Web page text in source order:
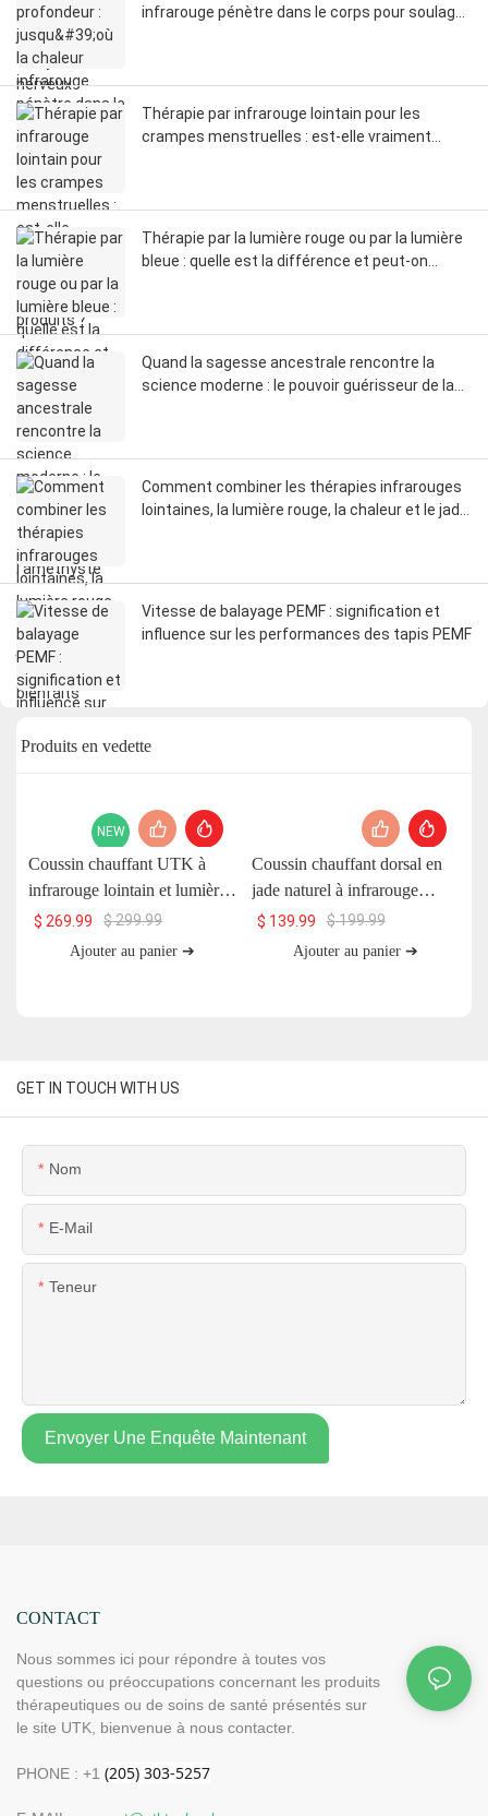
infrarouge pénètre dans le corps pour soulager
Thérapie par infrarouge lointain pour les
crampes menstruelles : est-elle vraiment
Thérapie par la lumière rouge ou par la lumière
bleue : quelle est la différence et peut-on
Quand la sagesse ancestrale rencontre la
science moderne : le pouvoir guérisseur de la
Comment combiner les thérapies infrarouges
lointaines, la lumière rouge, la chaleur et le jade
Vitesse de balayage PEMF : signification et
influence sur les performances des tapis PEMF
Produits en vedette
NEW
Coussin chauffant UTK à
infrarouge lointain et lumière
rouge avec pierre de jade et
aimants, 66 x 51 cm, H13T4
$ 269.99 $299.99
Ajouter au panier ➔
Coussin chauffant dorsal en
jade naturel à infrarouge
lointain UTK, H11S2
$ 139.99 $199.99
Ajouter au panier ➔
GET IN TOUCH WITH US
Nom
E-Mail
Teneur
Envoyer Une Enquête Maintenant
CONTACT
Nous sommes ici pour répondre à toutes vos
questions ou préoccupations concernant les produits
thérapeutiques ou de soins de santé présentés sur
le site UTK, bienvenue à nous contacter.
PHONE : +1